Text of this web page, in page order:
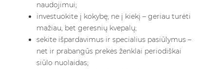
naudojimui;
investuokite į kokybę, ne į kiekį – geriau turėti
mažiau, bet geresnių kvepalų;
sekite išpardavimus ir specialius pasiūlymus –
net ir prabangūs prekės ženklai periodiškai
siūlo nuolaidas;